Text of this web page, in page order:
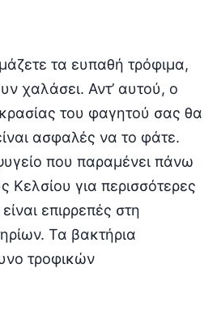
τα ευπαθή τρόφιμα,
χαλάσει. Αντ’ αυτού, ο
του φαγητού σας θα
ασφαλές να το φάτε.
που παραμένει πάνω
Κελσίου για περισσότερες
επιρρεπές στη
Τα βακτήρια
τροφικών